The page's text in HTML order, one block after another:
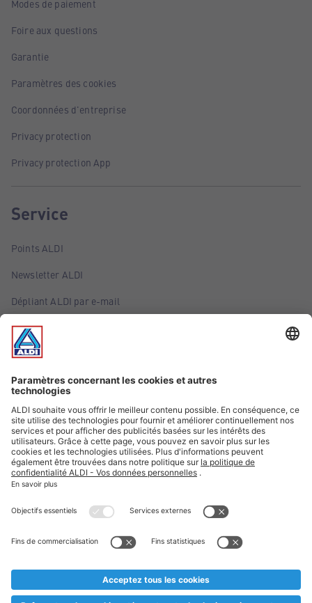
Modes de paiement
Foire aux questions
Garantie
Paramètres des cookies
Coordonnées d'entreprise
Privacy protection
Privacy protection App
Service
Points ALDI
Newsletter ALDI
Dépliant ALDI par e-mail
Offres
Infos essentielles
Suivez ALDI Belgique
Textes marqués d'un astérisque et mentions légales
* Nous vendons ces articles temporairement et jusqu'à
au cas où, malgré le planning bien étudié, nous serions
prématurément en rupture de stock. Prix Recupel et TVA incl.
** Sur ce site, l’utilisation de la forme masculine a été adoptée